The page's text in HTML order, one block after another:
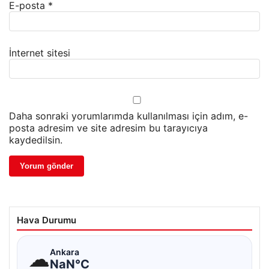
E-posta *
İnternet sitesi
Daha sonraki yorumlarımda kullanılması için adım, e-
posta adresim ve site adresim bu tarayıcıya
kaydedilsin.
Hava Durumu
☁Ankara
NaN°C